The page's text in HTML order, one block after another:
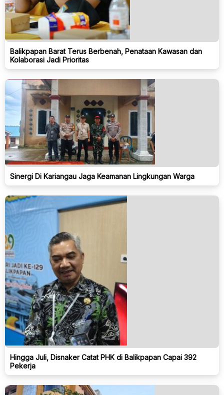
Balikpapan Barat Terus Berbenah, Penataan Kawasan dan
Kolaborasi Jadi Prioritas
Sinergi Di Kariangau Jaga Keamanan Lingkungan Warga
Hingga Juli, Disnaker Catat PHK di Balikpapan Capai 392
Pekerja